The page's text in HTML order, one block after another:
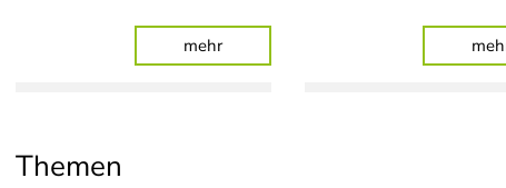
mehr: Universität begrüßt 17 neue
Themen